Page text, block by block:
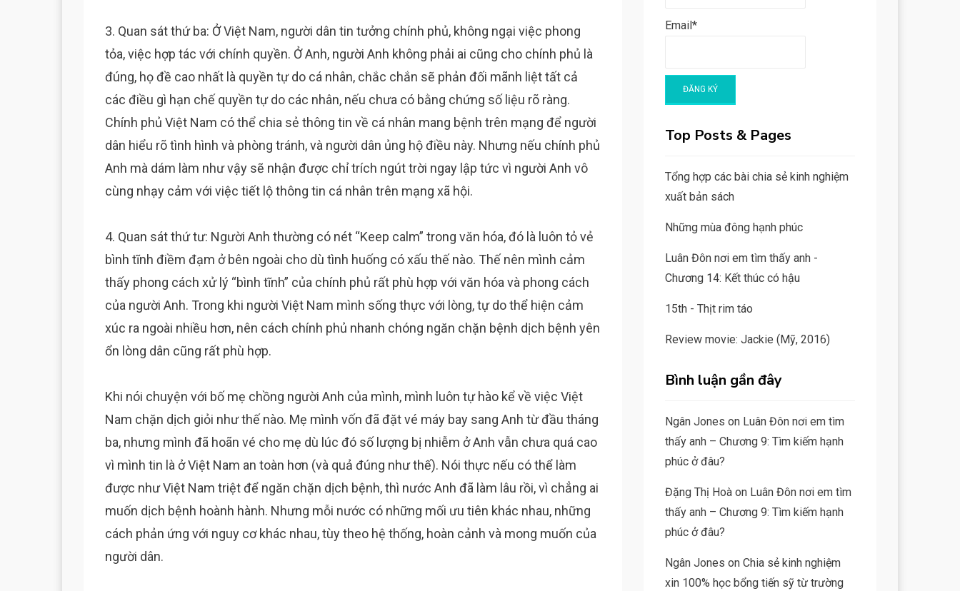
3. Quan sát thứ ba: Ở Việt Nam, người dân tin tưởng chính phủ, không ngại việc phong
tỏa, việc hợp tác với chính quyền. Ở Anh, người Anh không phải ai cũng cho chính phủ là
đúng, họ đề cao nhất là quyền tự do cá nhân, chắc chắn sẽ phản đối mãnh liệt tất cả
các điều gì hạn chế quyền tự do các nhân, nếu chưa có bằng chứng số liệu rõ ràng.
Chính phủ Việt Nam có thể chia sẻ thông tin về cá nhân mang bệnh trên mạng để người
dân hiểu rõ tình hình và phòng tránh, và người dân ủng hộ điều này. Nhưng nếu chính phủ
Anh mà dám làm như vậy sẽ nhận được chỉ trích ngút trời ngay lập tức vì người Anh vô
cùng nhạy cảm với việc tiết lộ thông tin cá nhân trên mạng xã hội.
4. Quan sát thứ tư: Người Anh thường có nét “Keep calm” trong văn hóa, đó là luôn tỏ vẻ
bình tĩnh điềm đạm ở bên ngoài cho dù tình huống có xấu thế nào. Thế nên mình cảm
thấy phong cách xử lý “bình tĩnh” của chính phủ rất phù hợp với văn hóa và phong cách
của người Anh. Trong khi người Việt Nam mình sống thực với lòng, tự do thể hiện cảm
xúc ra ngoài nhiều hơn, nên cách chính phủ nhanh chóng ngăn chặn bệnh dịch bệnh yên
ổn lòng dân cũng rất phù hợp.
Khi nói chuyện với bố mẹ chồng người Anh của mình, mình luôn tự hào kể về việc Việt
Nam chặn dịch giỏi như thế nào. Mẹ mình vốn đã đặt vé máy bay sang Anh từ đầu tháng
ba, nhưng mình đã hoãn vé cho mẹ dù lúc đó số lượng bị nhiễm ở Anh vẫn chưa quá cao
vì mình tin là ở Việt Nam an toàn hơn (và quả đúng như thế). Nói thực nếu có thể làm
được như Việt Nam triệt để ngăn chặn dịch bệnh, thì nước Anh đã làm lâu rồi, vì chẳng ai
muốn dịch bệnh hoành hành. Nhưng mỗi nước có những mối ưu tiên khác nhau, những
cách phản ứng với nguy cơ khác nhau, tùy theo hệ thống, hoàn cảnh và mong muốn của
người dân.
Email*
Top Posts & Pages
Tổng hợp các bài chia sẻ kinh nghiệm
xuất bản sách
Những mùa đông hạnh phúc
Luân Đôn nơi em tìm thấy anh -
Chương 14: Kết thúc có hậu
15th - Thịt rim táo
Review movie: Jackie (Mỹ, 2016)
Bình luận gần đây
Ngân Jones on Luân Đôn nơi em tìm
thấy anh – Chương 9: Tìm kiếm hạnh
phúc ở đâu?
Đặng Thị Hoàon Luân Đôn nơi em tìm
thấy anh – Chương 9: Tìm kiếm hạnh
phúc ở đâu?
Ngân Jones on Chia sẻ kinh nghiệm
xin 100% học bổng tiến sỹ từ trường